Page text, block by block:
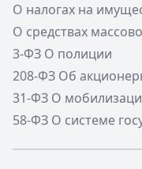
О налогах на
О средствах
3-ФЗ О полиции
208-ФЗ Об
31-ФЗ О
58-ФЗ О системе